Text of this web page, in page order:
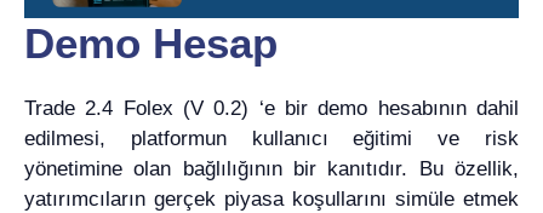
Demo Hesap
Trade 2.4 Folex (V 0.2) ‘e bir demo hesabının dahil
edilmesi, platformun kullanıcı eğitimi ve risk
yönetimine olan bağlılığının bir kanıtıdır. Bu özellik,
yatırımcıların gerçek piyasa koşullarını simüle etmek